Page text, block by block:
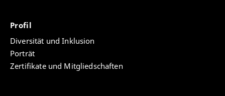
Profil
Diversität und Inklusion
Porträt
Zertifikate und Mitgliedschaften